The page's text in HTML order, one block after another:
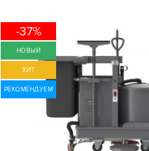
-37%
НОВЫЙ
ХИТ
РЕКОМЕНДУЕМ